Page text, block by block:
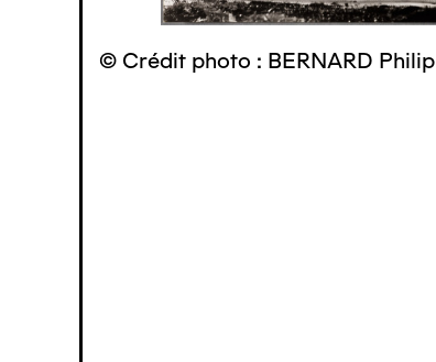
© Crédit photo : BERNARD Philip